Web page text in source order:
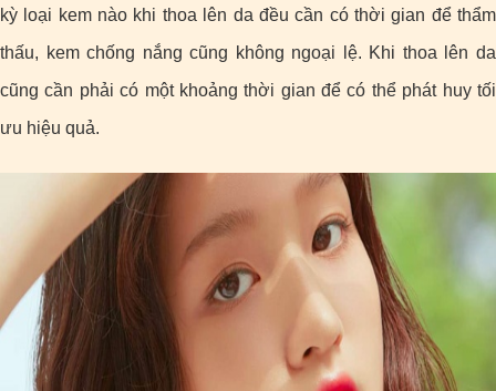
kỳ loại kem nào khi thoa lên da đều cần có thời gian để thẩm
thấu, kem chống nắng cũng không ngoại lệ. Khi thoa lên da
cũng cần phải có một khoảng thời gian để có thể phát huy tối
ưu hiệu quả.